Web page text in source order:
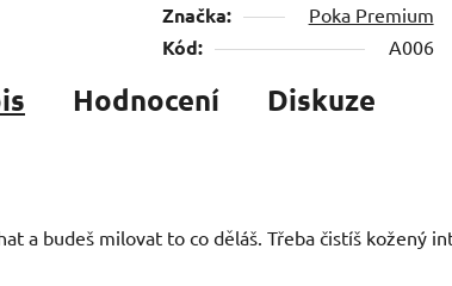
Značka: Poka Premium
Kód: A006
Hodnocení Diskuze
a budeš milovat to co děláš. Třeba čistíš kožený